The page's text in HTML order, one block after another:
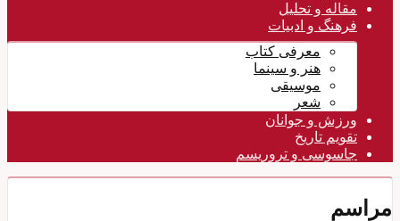
مقاله و تحلیل
فرهنگ و ادبیات
معرفی کتاب
هنر و سینما
موسیقی
شعر
ورزش و جوانان
تقویم تاريخ
جاسوسی و تروریسم
مراسم